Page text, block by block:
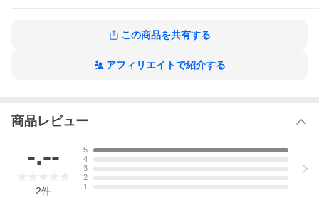
PRODUCT
この商品を共有する
アフィリエイトで紹介する
商品レビュー
-.--
2件
5
4
3
2
1